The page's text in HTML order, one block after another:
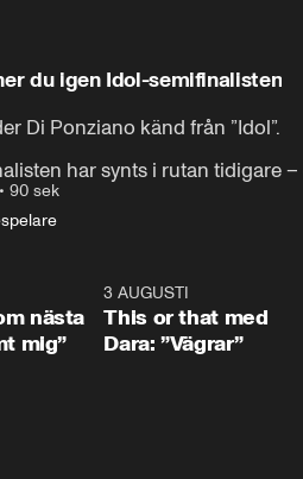
du igen Idol-semifinalisten
Di Ponziano känd från ”Idol”.
har synts i rutan tidigare
• 90 sek
0:24
nästa
mig”
3 AUGUSTI
This or that med
Dara: ”Vägrar”